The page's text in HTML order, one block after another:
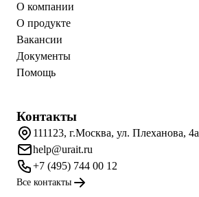
О компании
О продукте
Вакансии
Документы
Помощь
Контакты
111123, г.Москва, ул. Плеханова, 4а
help@urait.ru
+7 (495) 744 00 12
Все контакты